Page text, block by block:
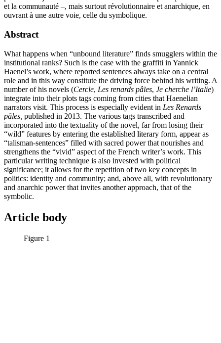
et la communauté –, mais surtout révolutionnaire et anarchique, en
ouvrant à une autre voie, celle du symbolique.
Abstract
What happens when “unbound literature” finds smugglers within the
institutional ranks? Such is the case with the graffiti in Yannick
Haenel’s work, where reported sentences always take on a central
role and in this way constitute the driving force behind his writing. A
number of his novels (Cercle, Les renards pâles, Je cherche l’Italie)
integrate into their plots tags coming from cities that Haenelian
narrators visit. This process is especially evident in Les Renards
pâles, published in 2013. The various tags transcribed and
incorporated into the textuality of the novel, far from losing their
“wild” features by entering the established literary form, appear as
“talisman-sentences” filled with sacred power that nourishes and
strengthens the “vivid” aspect of the French writer’s work. This
particular writing technique is also invested with political
significance; it allows for the repetition of two key concepts in
politics: identity and community; and, above all, with revolutionary
and anarchic power that invites another approach, that of the
symbolic.
Article body
Figure 1